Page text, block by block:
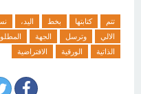
تتم كتابتها بخط اليد،
الالي
وترسل الجهة
الذاتية
الورقية الافتراضية